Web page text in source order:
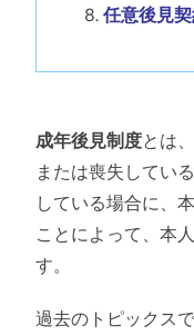
任意後見
成年後見制度とは
または喪失してい
している場合に、
ことによって、本
す。
過去のトピックス